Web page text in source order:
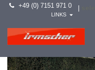
+49 (0) 7151 971 0
LINKS